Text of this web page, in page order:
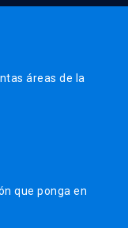
áreas de la
que ponga en